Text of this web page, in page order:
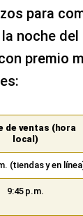
para
noche
premio
de ventas (hora
local)
(tiendas y en
9:45 p.m.